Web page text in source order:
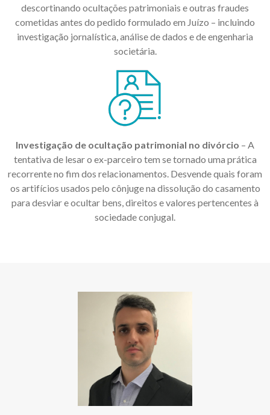
descortinando ocultações patrimoniais e outras fraudes
cometidas antes do pedido formulado em Juízo – incluindo
investigação jornalística, análise de dados e de engenharia
societária.
Investigação de ocultação patrimonial no divórcio – A
tentativa de lesar o ex-parceiro tem se tornado uma prática
recorrente no fim dos relacionamentos. Desvende quais foram
os artifícios usados pelo cônjuge na dissolução do casamento
para desviar e ocultar bens, direitos e valores pertencentes à
sociedade conjugal.